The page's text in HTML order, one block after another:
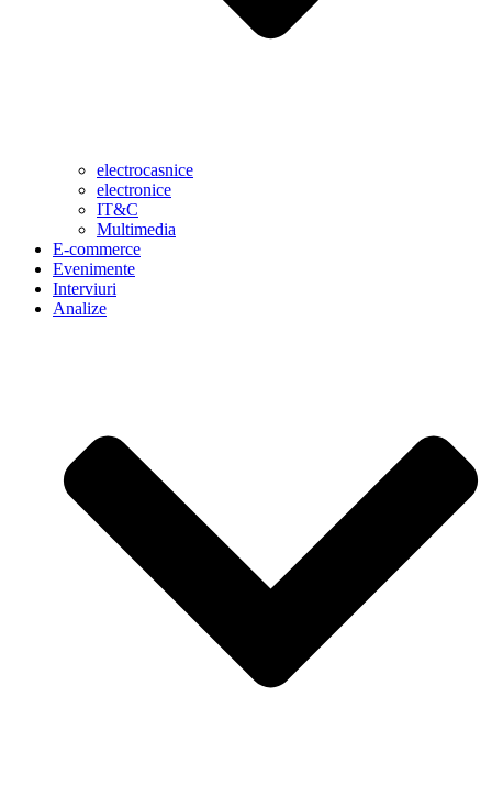
electrocasnice
electronice
IT&C
Multimedia
E-commerce
Evenimente
Interviuri
Analize